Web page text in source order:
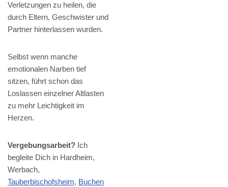
Verletzungen zu heilen, die
durch Eltern, Geschwister und
Partner hinterlassen wurden.
Selbst wenn manche
emotionalen Narben tief
sitzen, führt schon das
Loslassen einzelner Altlasten
zu mehr Leichtigkeit im
Herzen.
Vergebungsarbeit? Ich
begleite Dich in Hardheim,
Werbach,
Tauberbischofsheim, Buchen